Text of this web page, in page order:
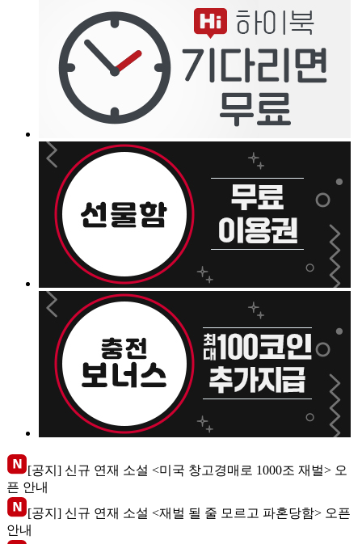
[공지] 신규 연재 소설 <미국 창고경매로 1000조 재벌> 오
픈 안내
[공지] 신규 연재 소설 <재벌 될 줄 모르고 파혼당함> 오픈
안내